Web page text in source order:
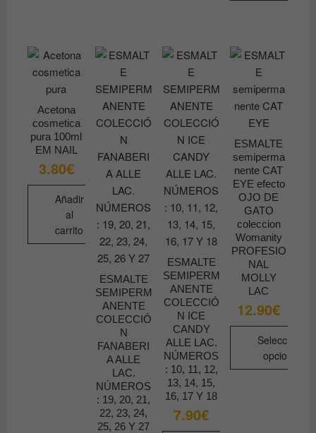
múltiples
variantes.
Las
opciones
se
pueden
elegir
en
la
página
de
producto
Acetona
cosmetica
pura 100ml
EM NAIL
3.80€
Añadir
al
carrito
ESMALTE
SEMIPERM
ANENTE
COLECCIÓ
N
FANABERI
A ALLE
LAC.
NÚMEROS
: 19, 20, 21,
22, 23, 24,
25, 26 Y 27
ESMALTE
SEMIPERM
ANENTE
COLECCIÓ
N ICE
CANDY
ALLE LAC.
NÚMEROS
: 10, 11, 12,
13, 14, 15,
16, 17 Y 18
7.90€
ESMALTE
semiperma
nente CAT
EYE efecto
OJO DE
GATO
coleccion
Womanity
PROFESIO
NAL
MOLLY
LAC
12.90€
Seleccionar
opciones